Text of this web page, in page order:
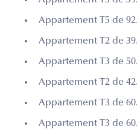
Appartement T5 de
Appartement T2 de
Appartement T3 de
Appartement T2 de
Appartement T3 de
Appartement T3 de